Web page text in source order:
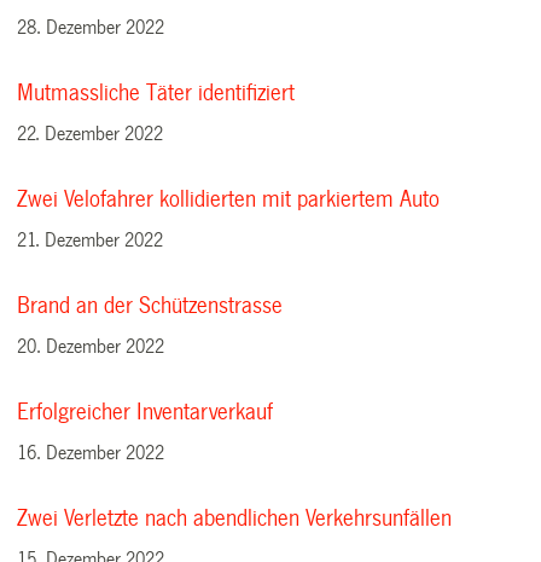
28. Dezember 2022
Mutmassliche Täter identifiziert
22. Dezember 2022
Zwei Velofahrer kollidierten mit parkiertem Auto
21. Dezember 2022
Brand an der Schützenstrasse
20. Dezember 2022
Erfolgreicher Inventarverkauf
16. Dezember 2022
Zwei Verletzte nach abendlichen Verkehrsunfällen